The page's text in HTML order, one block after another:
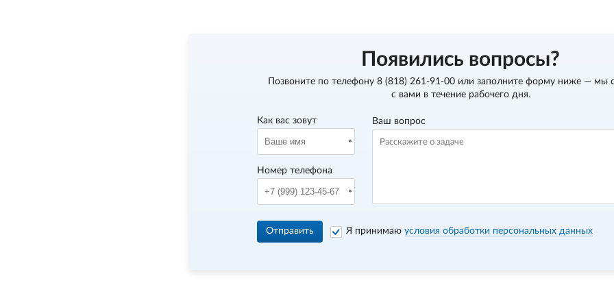
Появились вопросы?
Позвоните по телефону 8 (818) 261-91-00или заполните форму ниже — мы
с вами в течение рабочего дня.
Как вас зовут
Номер телефона
Ваш вопрос
Отправить Я принимаю условия обработки персональных данных